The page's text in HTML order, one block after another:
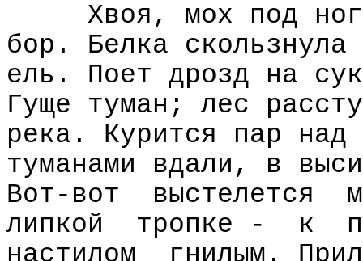
Хвоя, мох под
бор. Белка
ель. Поет дрозд на
Гуще туман; лес
река. Курится пар над
туманами вдали, в
Вот-вот
выстелется
липкой
тропке - к
настилом
гнилым.